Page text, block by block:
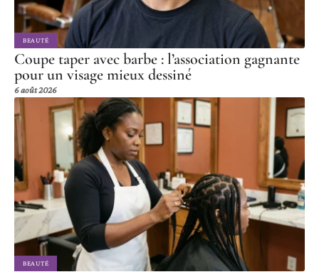
BEAUTÉ
Coupe taper avec barbe : l’association gagnante
pour un visage mieux dessiné
6 août 2026
BEAUTÉ